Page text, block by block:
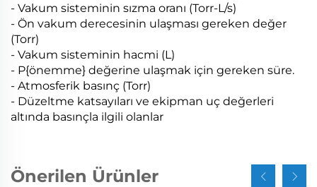
- Vakum sisteminin sızma oranı (Torr-L/s)
- Ön vakum derecesinin ulaşması gereken değer
(Torr)
- Vakum sisteminin hacmi (L)
- P{önemme} değerine ulaşmak için gereken süre.
- Atmosferik basınç (Torr)
- Düzeltme katsayıları ve ekipman uç değerleri
altında basınçla ilgili olanlar
Önerilen Ürünler